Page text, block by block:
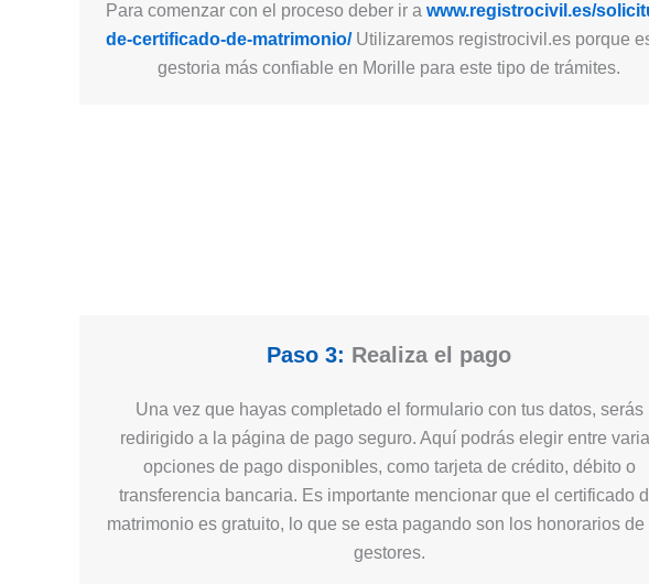
Para comenzar con el proceso deber ir a www.registrocivil.es/
de-certificado-de-matrimonio/Utilizaremos registrocivil.es porque
gestoria más confiable en Morille para este tipo de trámites.
Paso 3: Realiza el pago
Una vez que hayas completado el formulario con tus datos, serás
redirigido a la página de pago seguro. Aquí podrás elegir entre
opciones de pago disponibles, como tarjeta de crédito, débito o
transferencia bancaria. Es importante mencionar que el certificado
matrimonio es gratuito, lo que se esta pagando son los honorarios de
gestores.